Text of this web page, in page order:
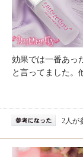
効果では一番あっ
と言ってました。
2人が